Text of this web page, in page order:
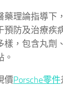
理論指導下
預防及治療疾
，包含丸劑
價Porsche零件